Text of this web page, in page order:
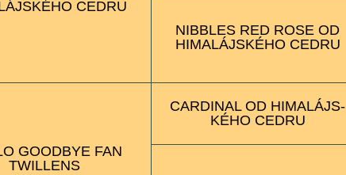
CEDRU
NIBB­LES RED ROSE OD
HIMA­LÁJS­KÉHO CEDRU
GOOD­BYE FAN
TWIL­LENS
CARD­INAL OD HIMA­LÁJS­
KÉHO CEDRU